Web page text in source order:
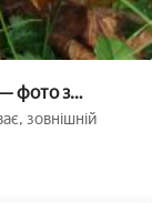
фото з
зовнішній